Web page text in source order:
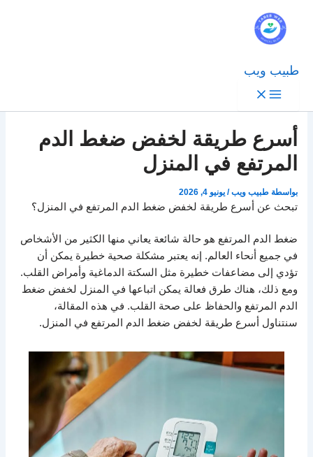
طبيب ويب
أسرع طريقة لخفض ضغط الدم
المرتفع في المنزل
بواسطة طبيب ويب/يونيو 4, 2026
تبحث عن أسرع طريقة لخفض ضغط الدم المرتفع في المنزل؟
ضغط الدم المرتفع هو حالة شائعة يعاني منها الكثير من الأشخاص
في جميع أنحاء العالم. إنه يعتبر مشكلة صحية خطيرة يمكن أن
تؤدي إلى مضاعفات خطيرة مثل السكتة الدماغية وأمراض القلب.
ومع ذلك، هناك طرق فعالة يمكن اتباعها في المنزل لخفض ضغط
الدم المرتفع والحفاظ على صحة القلب. في هذه المقالة،
سنتناول أسرع طريقة لخفض ضغط الدم المرتفع في المنزل.